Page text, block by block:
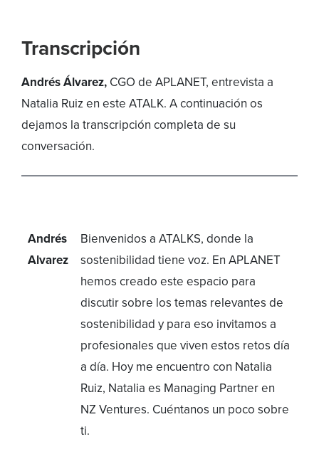
Transcripción
Andrés Álvarez, CGO de APLANET, entrevista a
Natalia Ruizen este ATALK. A continuación os
dejamos la transcripción completa de su
conversación.
Andrés
Alvarez
Bienvenidos a ATALKS, donde la
sostenibilidad tiene voz. En APLANET
hemos creado este espacio para
discutir sobre los temas relevantes de
sostenibilidad y para eso invitamos a
profesionales que viven estos retos día
a día. Hoy me encuentro con Natalia
Ruiz, Natalia es Managing Partner en
NZ Ventures. Cuéntanos un poco sobre
ti.